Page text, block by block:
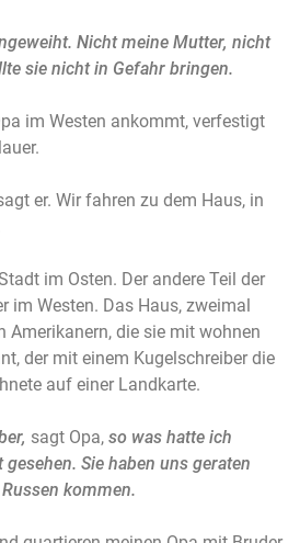
Nicht meine Mutter, nicht
sie nicht in Gefahr bringen.
im Westen ankommt, verfestigt
er. Wir fahren zu dem Haus, in
im Osten. Der andere Teil der
im Westen. Das Haus, zweimal
Amerikanern, die sie mit wohnen
der mit einem Kugelschreiber die
auf einer Landkarte.
sagt Opa, so was hatte ich
Sie haben uns geraten
kommen.